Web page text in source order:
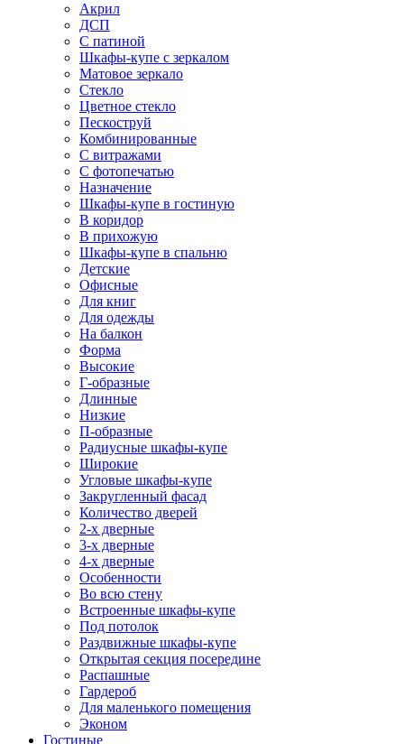
Акрил
ДСП
С патиной
Шкафы-купе с зеркалом
Матовое зеркало
Стекло
Цветное стекло
Пескоструй
Комбинированные
С витражами
С фотопечатью
Назначение
Шкафы-купе в гостиную
В коридор
В прихожую
Шкафы-купе в спальню
Детские
Офисные
Для книг
Для одежды
На балкон
Форма
Высокие
Г-образные
Длинные
Низкие
П-образные
Радиусные шкафы-купе
Широкие
Угловые шкафы-купе
Закругленный фасад
Количество дверей
2-х дверные
3-х дверные
4-х дверные
Особенности
Во всю стену
Встроенные шкафы-купе
Под потолок
Раздвижные шкафы-купе
Открытая секция посередине
Распашные
Гардероб
Для маленького помещения
Эконом
Гостиные